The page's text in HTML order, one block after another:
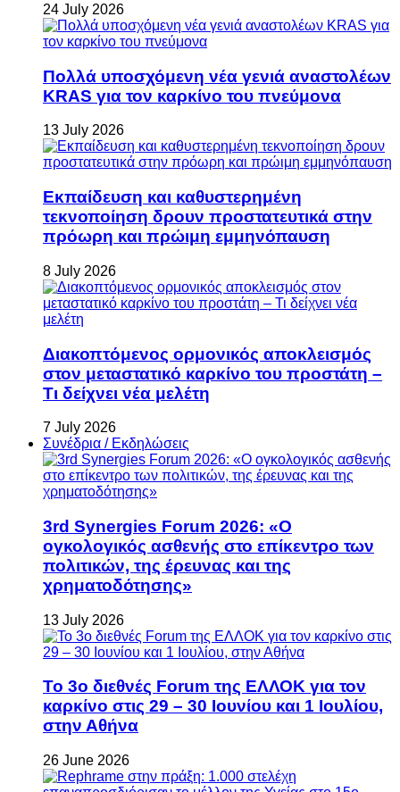
24 July 2026
Πολλά υποσχόμενη νέα γενιά αναστολέων
KRAS για τον καρκίνο του πνεύμονα
13 July 2026
Εκπαίδευση και καθυστερημένη
τεκνοποίηση δρουν προστατευτικά στην
πρόωρη και πρώιμη εμμηνόπαυση
8 July 2026
Διακοπτόμενος ορμονικός αποκλεισμός
στον μεταστατικό καρκίνο του προστάτη –
Τι δείχνει νέα μελέτη
7 July 2026
Συνέδρια / Εκδηλώσεις
3rd Synergies Forum 2026: «Ο
ογκολογικός ασθενής στο επίκεντρο των
πολιτικών, της έρευνας και της
χρηματοδότησης»
13 July 2026
Το 3ο διεθνές Forum της ΕΛΛΟΚ για τον
καρκίνο στις 29 – 30 Ιουνίου και 1 Ιουλίου,
στην Αθήνα
26 June 2026